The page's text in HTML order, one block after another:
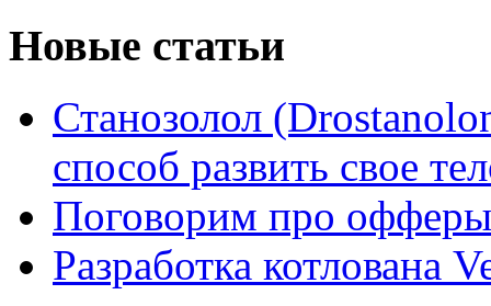
Новые статьи
Станозолол
способ развить свое
Поговорим про
Разработка котлована